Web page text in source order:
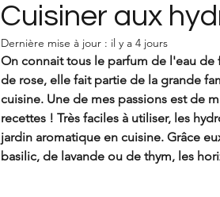
Cuisiner aux
Dernière mise à jour : il y a 4 jours
On connait tous le parfum de l'eau
de rose, elle fait partie de la grande
cuisine. Une de mes passions est de
recettes ! Très faciles à utiliser, les
jardin aromatique en cuisine. Grâce
basilic, de lavande ou de thym, les